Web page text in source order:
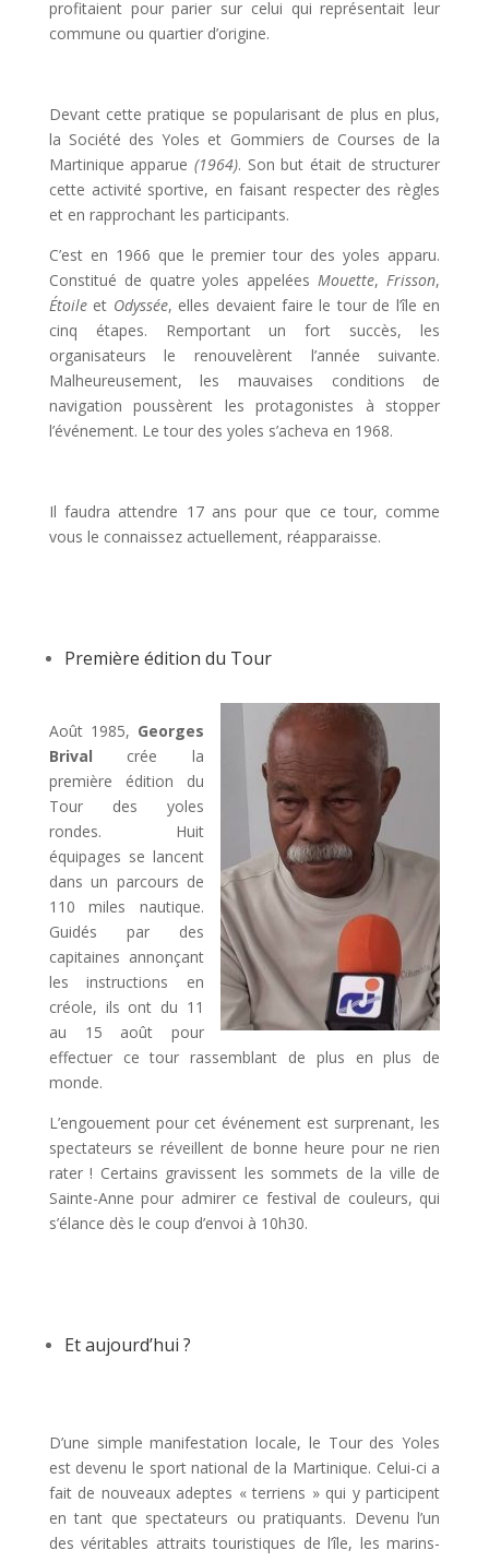
profitaient pour parier sur celui qui représentait leur
commune ou quartier d’origine.
Devant cette pratique se popularisant de plus en plus,
la Société des Yoles et Gommiers de Courses de la
Martinique apparue(1964). Son but était de structurer
cette activité sportive, en faisant respecter des règles
et en rapprochant les participants.
C’est en 1966 que le premier tour des yoles apparu.
Constitué de quatre yoles appeléesMouette,Frisson,
Étoileet Odyssée, elles devaient faire le tour de l’île en
cinq étapes. Remportant un fort succès, les
organisateurs le renouvelèrent l’année suivante.
Malheureusement, les mauvaises conditions de
navigation poussèrent les protagonistes à stopper
l’événement. Le tour des yoles s’acheva en 1968.
Il faudra attendre 17 ans pour que ce tour, comme
vous le connaissez actuellement, réapparaisse.
Première édition du Tour
Août 1985, Georges
Brival crée la
première édition du
Tour des yoles
rondes. Huit
équipages se lancent
dans un parcours de
110 miles nautique.
Guidés par des
capitaines annonçant
les instructions en
créole, ils ont du 11
au 15 août pour
effectuer ce tour rassemblant de plus en plus de
monde.
L’engouement pour cet événement est surprenant, les
spectateurs se réveillent de bonne heure pour ne rien
rater ! Certains gravissent les sommets de la ville de
Sainte-Anne pour admirer ce festival de couleurs, qui
s’élance dès le coup d’envoi à 10h30.
Et aujourd’hui ?
D’une simple manifestation locale, le Tour des Yoles
est devenu le sport national de la Martinique. Celui-ci a
fait de nouveaux adeptes « terriens » qui y participent
en tant que spectateurs ou pratiquants. Devenu l’un
des véritables attraits touristiques de l’île, les marins-